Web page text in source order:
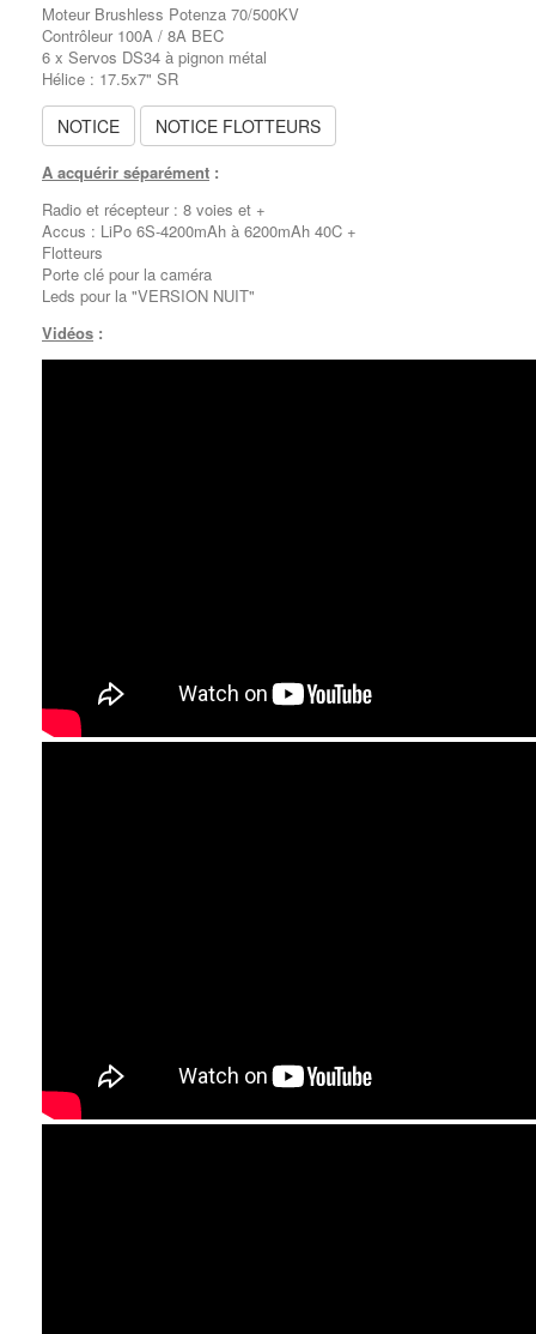
Moteur Brushless Potenza 70/500KV
Contrôleur 100A / 8A BEC
6 x Servos DS34 à pignon métal
Hélice : 17.5x7" SR
NOTICE NOTICE FLOTTEURS
A acquérir séparément :
Radio et récepteur : 8 voies et +
Accus : LiPo 6S-4200mAh à 6200mAh 40C +
Flotteurs
Porte clé pour la caméra
Leds pour la "VERSION NUIT"
Vidéos :